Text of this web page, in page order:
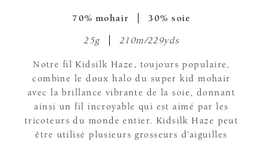
70% mohair 30% soie
25g 210m/229yds
Notre fil Kidsilk Haze, toujours populaire,
combine le doux halo du super kid mohair
avec la brillance vibrante de la soie, donnant
ainsi un fil incroyable qui est aimé par les
tricoteurs du monde entier. Kidsilk Haze peut
être utilisé plusieurs grosseurs d’aiguilles